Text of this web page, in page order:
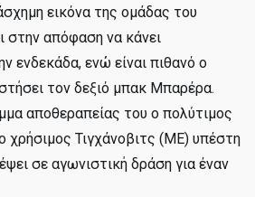
εικόνα της ομάδας του
στην απόφαση να κάνει
ενδεκάδα, ενώ είναι πιθανό ο
τον δεξιό μπακ Μπαρέρα.
αποθεραπείας του ο πολύτιμος
Τιγχάνοβιτς (ME) υπέστη
σε αγωνιστική δράση για έναν